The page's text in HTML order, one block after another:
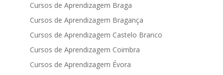
Cursos de Aprendizagem Braga
Cursos de Aprendizagem Bragança
Cursos de Aprendizagem Castelo Branco
Cursos de Aprendizagem Coimbra
Cursos de Aprendizagem Évora